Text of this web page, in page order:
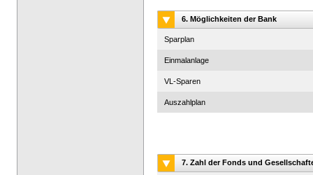
6. Möglichkeiten der Bank
Sparplan
Einmalanlage
VL-Sparen
Auszahlplan
7. Zahl der Fonds und